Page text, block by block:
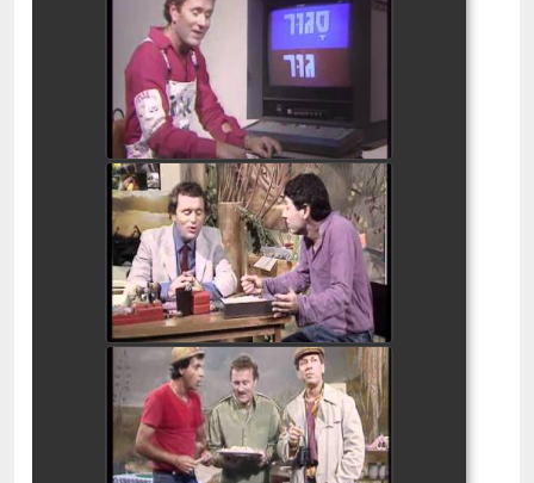
בלי סודות - שורות 4
watch video
בלי סודות שורוק 2
watch video
בלי סודות - ביניים שורוק
watch video